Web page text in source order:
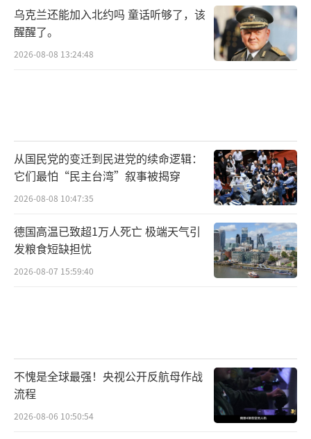
乌克兰还能加入北约吗 童话听够了，该
醒醒了。
2026-08-08 13:24:48
从国民党的变迁到民进党的续命逻辑：
它们最怕“民主台湾”叙事被揭穿
2026-08-08 10:47:35
德国高温已致超1万人死亡 极端天气引
发粮食短缺担忧
2026-08-07 15:59:40
不愧是全球最强！央视公开反航母作战
流程
2026-08-06 10:50:54